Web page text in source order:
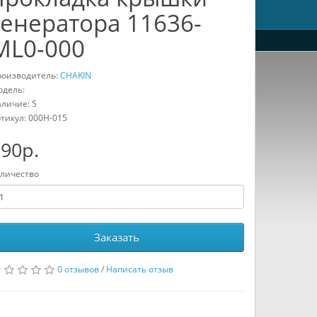
11636-
000
CHAKIN
5
000H-015
Заказать
0 отзывов/ Написать отзыв